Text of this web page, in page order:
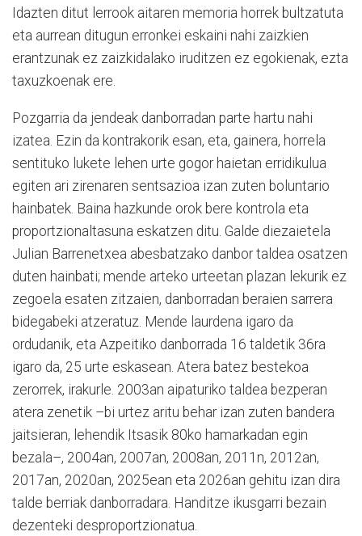
Idazten ditut lerrook aitaren memoria horrek bultzatuta
eta aurrean ditugun erronkei eskaini nahi zaizkien
erantzunak ez zaizkidalako iruditzen ez egokienak, ezta
taxuzkoenak ere.
Pozgarria da jendeak danborradan parte hartu nahi
izatea. Ezin da kontrakorik esan, eta, gainera, horrela
sentituko lukete lehen urte gogor haietan erridikulua
egiten ari zirenaren sentsazioa izan zuten boluntario
hainbatek. Baina hazkunde orok bere kontrola eta
proportzionaltasuna eskatzen ditu. Galde diezaietela
Julian Barrenetxea abesbatzako danbor taldea osatzen
duten hainbati; mende arteko urteetan plazan lekurik ez
zegoela esaten zitzaien, danborradan beraien sarrera
bidegabeki atzeratuz. Mende laurdena igaro da
ordudanik, eta Azpeitiko danborrada 16 taldetik 36ra
igaro da, 25 urte eskasean. Atera batez bestekoa
zerorrek, irakurle. 2003an aipaturiko taldea bezperan
atera zenetik –bi urtez aritu behar izan zuten bandera
jaitsieran, lehendik Itsasik 80ko hamarkadan egin
bezala–, 2004an, 2007an, 2008an, 2011n, 2012an,
2017an, 2020an, 2025ean eta 2026an gehitu izan dira
talde berriak danborradara. Handitze ikusgarri bezain
dezenteki desproportzionatua.